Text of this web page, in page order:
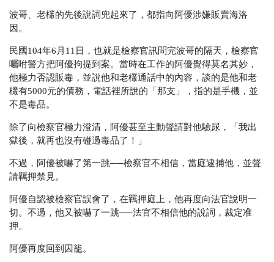
波哥、老欉的先後說詞兜起來了，都指向阿優涉嫌販賣海洛
因。
民國104年6月11日，也就是檢察官訊問完波哥的隔天，檢察官
囑咐警方把阿優拘提到案。當時在工作的阿優覺得莫名其妙，
他極力否認販毒，並說他和老欉通話中的內容，談的是他和老
欉有5000元的債務，電話裡所說的「那支」，指的是手機，並
不是毒品。
除了向檢察官極力澄清，阿優甚至主動聲請對他驗尿，「我出
獄後，就再也沒有碰過毒品了！」
不過，阿優被嚇了第一跳──檢察官不相信，當庭逮捕他，並聲
請羈押禁見。
阿優自認被檢察官誤會了，在羈押庭上，他再度向法官說明一
切。不過，他又被嚇了一跳──法官不相信他的說詞，裁定准
押。
阿優再度回到囚籠。